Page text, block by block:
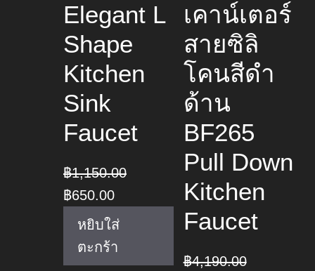
Elegant L
Shape
Kitchen
Sink
Faucet
฿1,150.00
Original
price
was:
฿1,150.00.
฿650.00Current
price
is:
฿650.00.
หยิบใส่
ตะกร้า
เคาน์เตอร์
สายซิลิ
โคนสีดำ
ด้าน
BF265
Pull Down
Kitchen
Faucet
฿4,190.00